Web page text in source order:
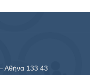
Αθήνα 133 43